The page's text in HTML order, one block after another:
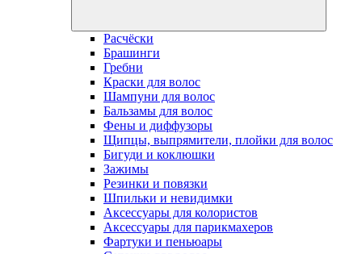
Расчёски
Брашинги
Гребни
Краски для волос
Шампуни для волос
Бальзамы для волос
Фены и диффузоры
Щипцы, выпрямители, плойки для волос
Бигуди и коклюшки
Зажимы
Резинки и повязки
Шпильки и невидимки
Аксессуары для колористов
Аксессуары для парикмахеров
Фартуки и пеньюары